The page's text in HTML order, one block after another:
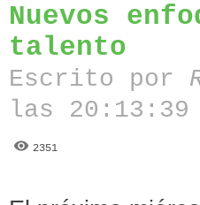
Nuevos
talento
Escrito por
las 20:13:39
2351